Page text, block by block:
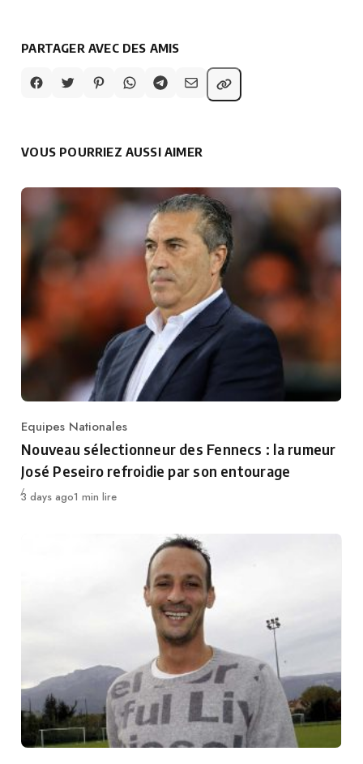
PARTAGER AVEC DES AMIS
VOUS POURRIEZ AUSSI AIMER
Category
Equipes Nationales
Nouveau sélectionneur des Fennecs : la rumeur
José Peseiro refroidie par son entourage
Publié
3 days ago1 min lire